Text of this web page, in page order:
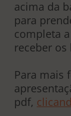
acima da
para
completa
receber
Para mais
pdf,